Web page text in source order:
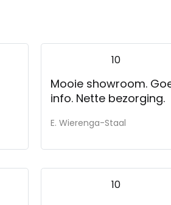
10
Mooie showroom. Goed
info. Nette bezorging.
E. Wierenga-Staal
10